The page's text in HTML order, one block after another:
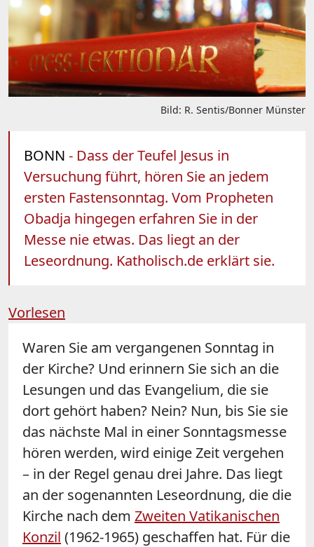
Bild: R. Sentis/Bonner Münster
BONN - Dass der Teufel Jesus in
Versuchung führt, hören Sie an jedem
ersten Fastensonntag. Vom Propheten
Obadja hingegen erfahren Sie in der
Messe nie etwas. Das liegt an der
Leseordnung. Katholisch.de erklärt sie.
Vorlesen
Waren Sie am vergangenen Sonntag in
der Kirche? Und erinnern Sie sich an die
Lesungen und das Evangelium, die sie
dort gehört haben? Nein? Nun, bis Sie sie
das nächste Mal in einer Sonntagsmesse
hören werden, wird einige Zeit vergehen
– in der Regel genau drei Jahre. Das liegt
an der sogenannten Leseordnung, die die
Kirche nach dem Zweiten Vatikanischen
Konzil (1962-1965) geschaffen hat. Für die